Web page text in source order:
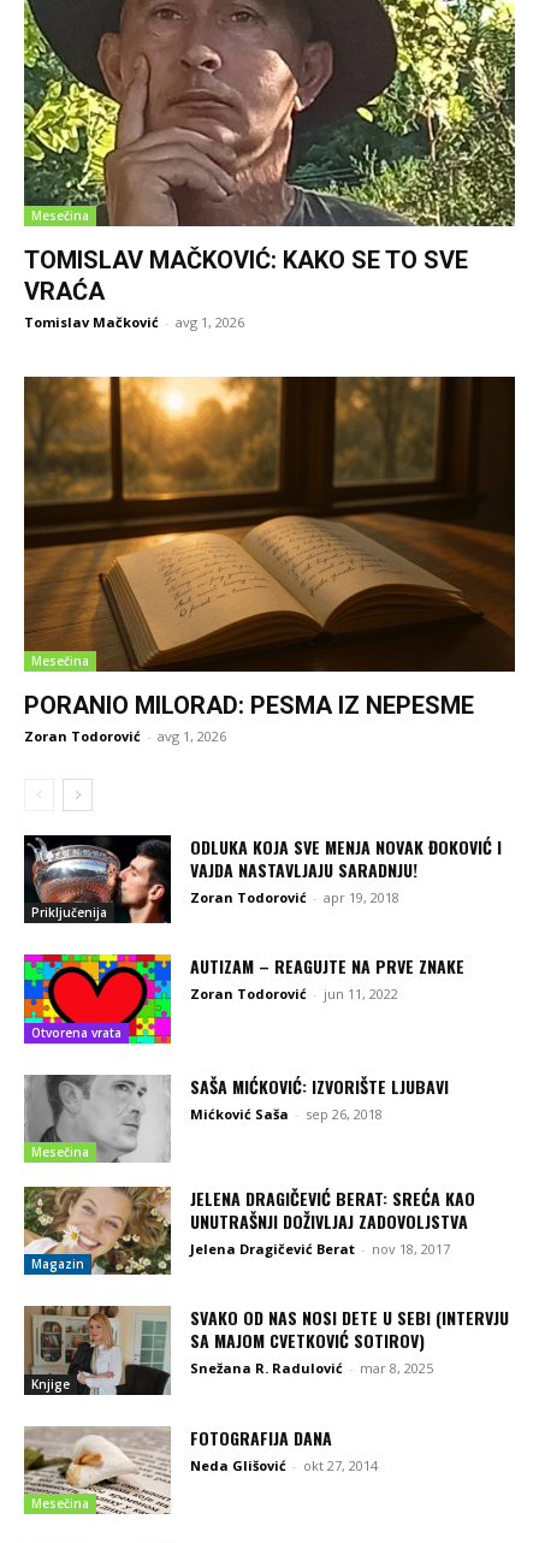
Mesečina
TOMISLAV MAČKOVIĆ: KAKO SE TO SVE
VRAĆA
Tomislav Mačković - avg 1, 2026
Mesečina
PORANIO MILORAD: PESMA IZ NEPESME
Zoran Todorović - avg 1, 2026
Priključenija
ODLUKA KOJA SVE MENJA NOVAK ĐOKOVIĆ I
VAJDA NASTAVLJAJU SARADNJU!
Zoran Todorović - apr 19, 2018
Otvorena vrata
AUTIZAM – REAGUJTE NA PRVE ZNAKE
Zoran Todorović - jun 11, 2022
Mesečina
SAŠA MIĆKOVIĆ: IZVORIŠTE LJUBAVI
Mićković Saša - sep 26, 2018
Magazin
JELENA DRAGIČEVIĆ BERAT: SREĆA KAO
UNUTRAŠNJI DOŽIVLJAJ ZADOVOLJSTVA
Jelena Dragičević Berat - nov 18, 2017
Knjige
SVAKO OD NAS NOSI DETE U SEBI (INTERVJU
SA MAJOM CVETKOVIĆ SOTIROV)
Snežana R. Radulović - mar 8, 2025
Mesečina
FOTOGRAFIJA DANA
Neda Glišović - okt 27, 2014